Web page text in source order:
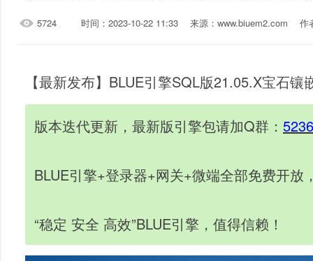
5724 时间：2023-10-22 11:33 来源：www.biuem2.com 作
【最新发布】BLUE引擎SQL版21.05.X宝石
版本迭代更新，最新版引擎包请加Q群：
BLUE引擎+登录器+网关+微端全部免费开放
“稳定 安全 高效”BLUE引擎，值得信赖！